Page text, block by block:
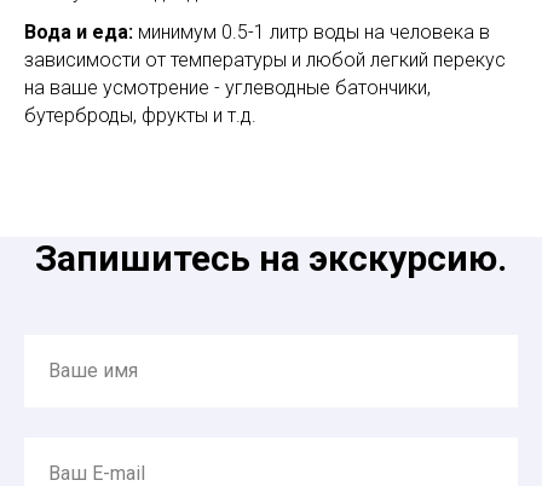
Вода и еда: минимум 0.5-1 литр воды на человека в
зависимости от температуры и любой легкий перекус
на ваше усмотрение - углеводные батончики,
бутерброды, фрукты и т.д.
Запишитесь на экскурсию.
Ваше имя
Ваш E-mail